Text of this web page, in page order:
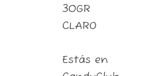
30GR
CLARO
Estás en